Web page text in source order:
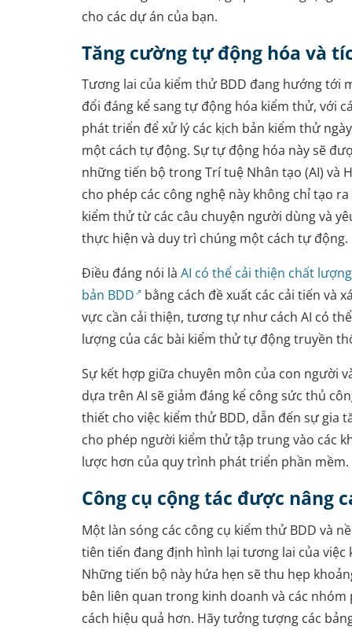
cho các dự án của bạn.
Tăng cường tự động hóa và
Tương lai của kiểm thử BDD đang hướng tới
đổi đáng kể sang tự động hóa kiểm thử, với
phát triển để xử lý các kịch bản kiểm thử
một cách tự động. Sự tự động hóa này sẽ
những tiến bộ trong Trí tuệ Nhân tạo (AI) và
cho phép các công nghệ này không chỉ tạo
kiểm thử từ các câu chuyện người dùng và
thực hiện và duy trì chúng một cách tự động.
Điều đáng nói là AI có thể cải thiện chất
bản BDD
bằng cách đề xuất các cải tiến và
vực cần cải thiện, tương tự như cách AI có
lượng của các bài kiểm thử tự động truyền
Sự kết hợp giữa chuyên môn của con người
dựa trên AI sẽ giảm đáng kể công sức thủ
thiết cho việc kiểm thử BDD, dẫn đến sự gia
cho phép người kiểm thử tập trung vào các
lược hơn của quy trình phát triển phần mềm.
Công cụ cộng tác được nâng
Một làn sóng các công cụ kiểm thử BDD và
tiên tiến đang định hình lại tương lai của việc
Những tiến bộ này hứa hẹn sẽ thu hẹp
bên liên quan trong kinh doanh và các
cách hiệu quả hơn. Hãy tưởng tượng các